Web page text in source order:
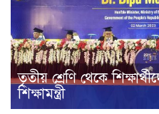
তৃতীয় শ্রেণি থেকে
শিক্ষামন্ত্রী